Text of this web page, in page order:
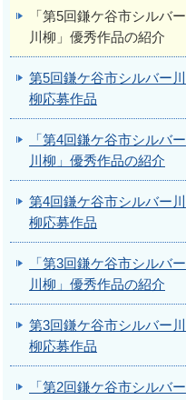
「第5回鎌ケ谷市シルバー
川柳」優秀作品の紹介
第5回鎌ケ谷市シルバー川
柳応募作品
「第4回鎌ケ谷市シルバー
川柳」優秀作品の紹介
第4回鎌ケ谷市シルバー川
柳応募作品
「第3回鎌ケ谷市シルバー
川柳」優秀作品の紹介
第3回鎌ケ谷市シルバー川
柳応募作品
「第2回鎌ケ谷市シルバー